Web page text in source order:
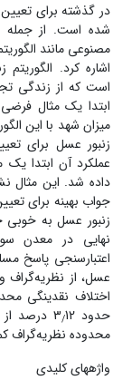
در گذشته برای
شده است. از جمله
مصنوعی مانند
اشاره کرد.
است که از زندگی
ابتدا یک مثال فرضی
میزان شهد با این
زنبور عسل برای
عملکرد آن ابتدا
داده شد. این مثال
جواب بهینه برای
زنبور عسل به خوبی
اعتبارسنجی پاسخ
عسل، از نظریه‌گراف
اختلاف نقدینگی
حدود 3
/12 درصد از محدوده‌ مخروط شناور بیشترو تنها 6
محدوده‌ نظریه‌گراف
واژه­های کلیدی